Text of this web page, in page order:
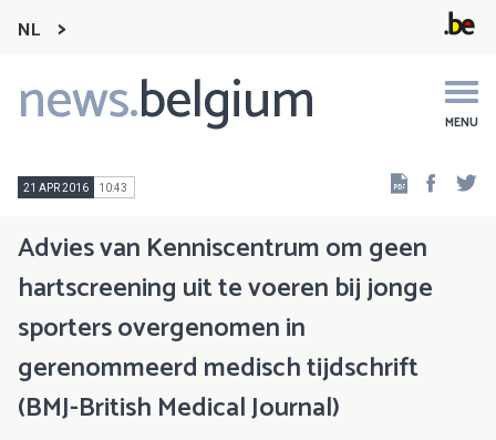
NL
news.belgium MENU
Main
navigation
21 APR 2016 10:43
Advies van Kenniscentrum om geen
hartscreening uit te voeren bij jonge
sporters overgenomen in
gerenommeerd medisch tijdschrift
(BMJ-British Medical Journal)